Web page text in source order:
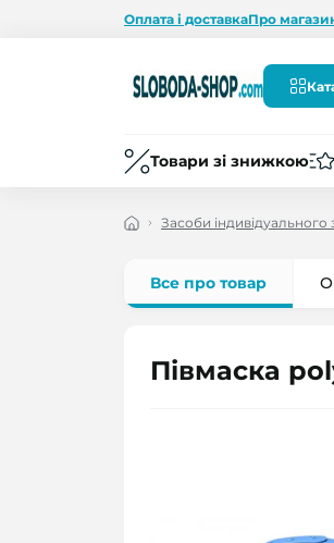
Оплата і доставкаПро
Товари зі знижкою
Засоби індивідуального
Все про товар
Півмаска